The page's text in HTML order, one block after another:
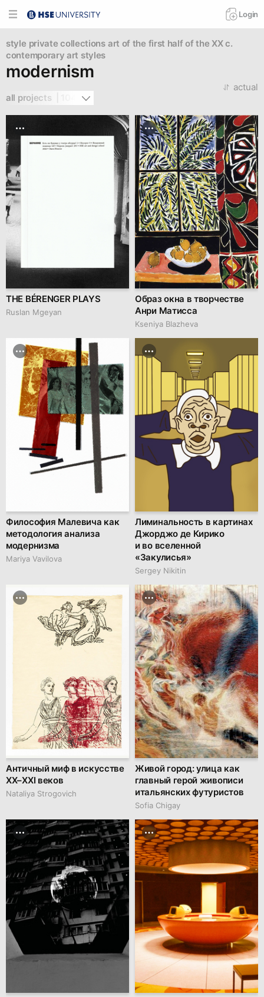
Login
style private collections art of the first half of the XX c.
contemporary art styles
modernism
all projects  | 104
actual
THE BÉRENGER PLAYS
Ruslan Mgeyan
Образ окна в творчестве
Анри Матисса
Kseniya Blazheva
Философия Малевича как
методология анализа
модернизма
Mariya Vavilova
Лиминальность в картинах
Джорджо де Кирико
и во вселенной
«Закулисья»
Sergey Nikitin
Античный миф в искусстве
XX–XXI веков
Nataliya Strogovich
Живой город: улица как
главный герой живописи
итальянских футуристов
Sofia Chigay